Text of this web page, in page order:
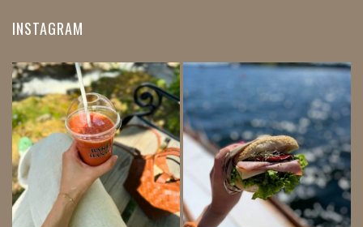
INSTAGRAM